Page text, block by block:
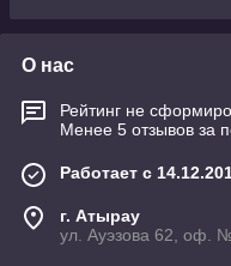
О нас
Рейтинг не
Менее 5 отзывов за
Работает с
г. Атырау
ул. Ауэзова 62, оф.